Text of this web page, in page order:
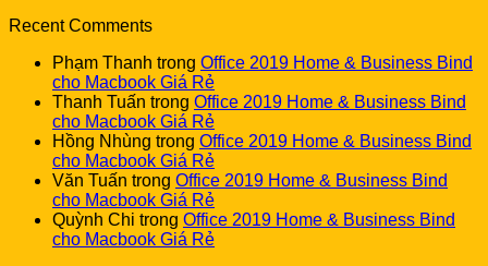
Recent Comments
Phạm Thanh trong Office 2019 Home & Business Bind
cho Macbook Giá Rẻ
Thanh Tuấn trong Office 2019 Home & Business Bind
cho Macbook Giá Rẻ
Hồng Nhùng trong Office 2019 Home & Business Bind
cho Macbook Giá Rẻ
Văn Tuấn trong Office 2019 Home & Business Bind
cho Macbook Giá Rẻ
Quỳnh Chi trong Office 2019 Home & Business Bind
cho Macbook Giá Rẻ